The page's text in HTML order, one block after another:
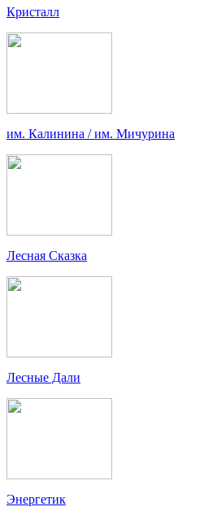
Кристалл
им. Калинина / им. Мичурина
Лесная Сказка
Лесные Дали
Энергетик